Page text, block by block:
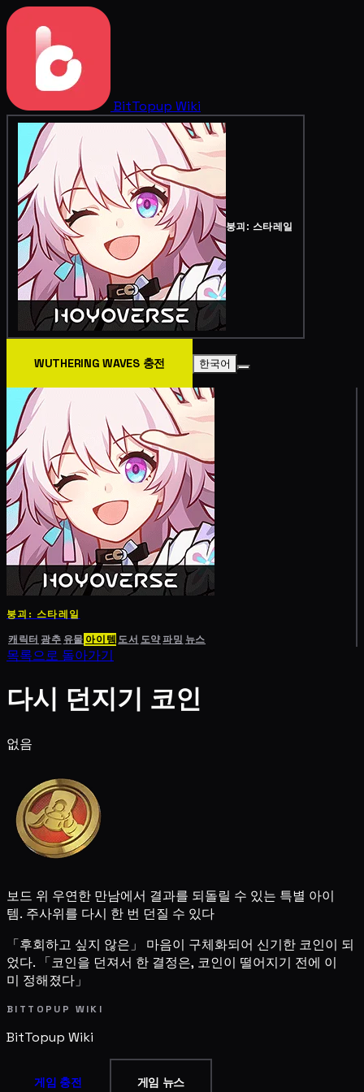
BitTopup Wiki
붕괴: 스타레일
WUTHERING WAVES 충전 한국어
붕괴: 스타레일
캐릭터 광추 유물 아이템 도서 도약파밍 뉴스
목록으로 돌아가기
다시 던지기 코인
없음
보드 위 우연한 만남에서 결과를 되돌릴 수 있는 특별 아이
템. 주사위를 다시 한 번 던질 수 있다
「후회하고 싶지 않은」 마음이 구체화되어 신기한 코인이 되
었다. 「코인을 던져서 한 결정은, 코인이 떨어지기 전에 이
미 정해졌다」
BITTOPUP WIKI
BitTopup Wiki
게임 충전 게임 뉴스